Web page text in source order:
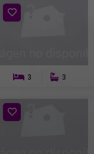
3 3